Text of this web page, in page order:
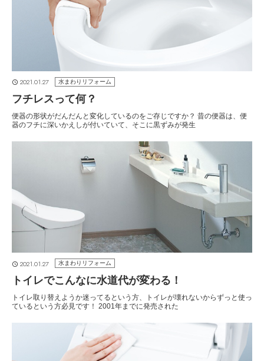
2021.01.27 水まわりリフォーム
フチレスって何？
便器の形状がだんだんと変化しているのをご存じですか？ 昔の便器は、便
器のフチに深いかえしが付いていて、そこに黒ずみが発生
2021.01.27 水まわりリフォーム
トイレでこんなに水道代が変わる！
トイレ取り替えようか迷ってるという方、トイレが壊れないからずっと使っ
ているという方必見です！ 2001年までに発売された